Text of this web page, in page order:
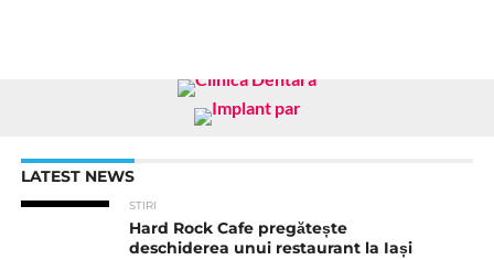
LATEST NEWS
STIRI
Hard Rock Cafe pregătește
deschiderea unui restaurant la Iași